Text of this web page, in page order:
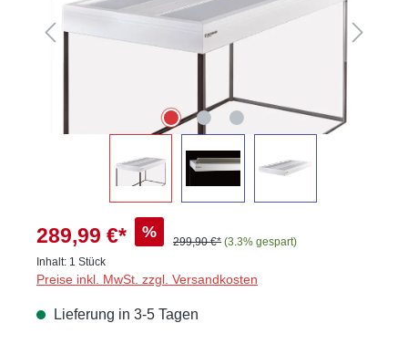
289,99 €* %
299,90 €* (3.3% gespart)
Inhalt: 1 Stück
Preise inkl. MwSt. zzgl. Versandkosten
Lieferung in 3-5 Tagen